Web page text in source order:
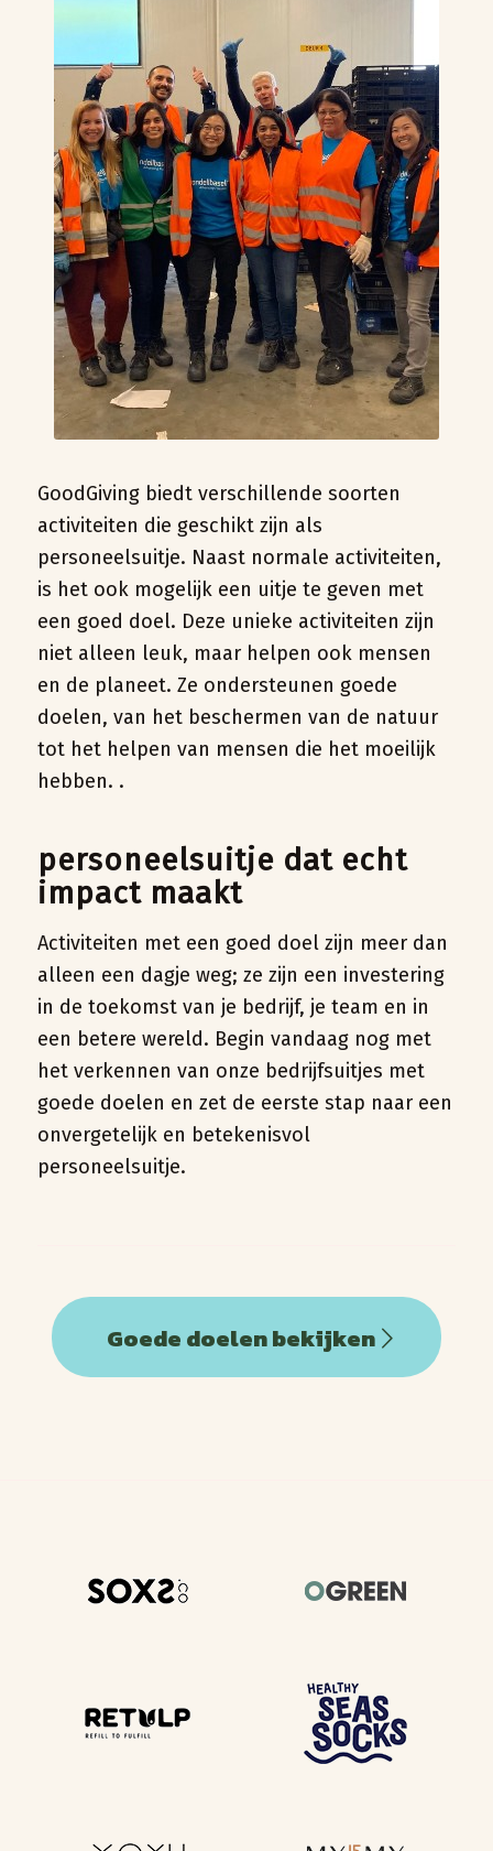
GoodGiving biedt verschillende soorten
activiteiten die geschikt zijn als
personeelsuitje. Naast normale activiteiten,
is het ook mogelijk een uitje te geven met
een goed doel. Deze unieke activiteiten zijn
niet alleen leuk, maar helpen ook mensen
en de planeet. Ze ondersteunen goede
doelen, van het beschermen van de natuur
tot het helpen van mensen die het moeilijk
hebben. .
personeelsuitje dat echt
impact maakt
Activiteiten met een goed doel zijn meer dan
alleen een dagje weg; ze zijn een investering
in de toekomst van je bedrijf, je team en in
een betere wereld. Begin vandaag nog met
het verkennen van onze bedrijfsuitjes met
goede doelen en zet de eerste stap naar een
onvergetelijk en betekenisvol
personeelsuitje.
Goede doelen bekijken